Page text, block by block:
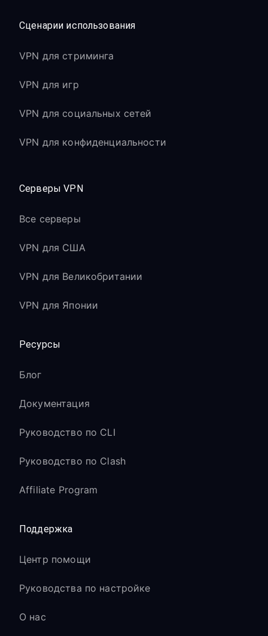
Сценарии использования
VPN для стриминга
VPN для игр
VPN для социальных сетей
VPN для конфиденциальности
Серверы VPN
Все серверы
VPN для США
VPN для Великобритании
VPN для Японии
Ресурсы
Блог
Документация
Руководство по CLI
Руководство по Clash
Affiliate Program
Поддержка
Центр помощи
Руководства по настройке
О нас